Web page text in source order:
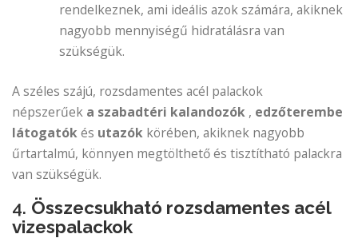
rendelkeznek, ami ideális azok számára, akiknek
nagyobb mennyiségű hidratálásra van
szükségük.
A széles szájú, rozsdamentes acél palackok
népszerűek a szabadtéri kalandozók , edzőterembe
látogatókés utazók körében, akiknek nagyobb
űrtartalmú, könnyen megtölthető és tisztítható palackra
van szükségük.
4. Összecsukható rozsdamentes acél
vizespalackok